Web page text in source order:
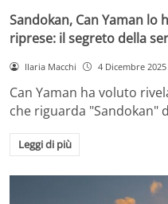
Sandokan, Can Yaman lo
riprese: il segreto della
Ilaria Macchi 4 Dicembre 2025
Can Yaman ha voluto
che riguarda "Sandokan"
Leggi di più